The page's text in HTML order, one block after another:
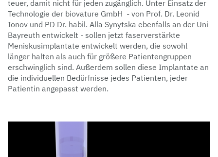
teuer, damit nicht für jeden zugänglich. Unter Einsatz der
Technologie der biovature GmbH - von Prof. Dr. Leonid
Ionov und PD Dr. habil. Alla Synytska ebenfalls an der Uni
Bayreuth entwickelt - sollen jetzt faserverstärkte
Meniskusimplantate entwickelt werden, die sowohl
länger halten als auch für größere Patientengruppen
erschwinglich sind. Außerdem sollen diese Implantate an
die individuellen Bedürfnisse jedes Patienten, jeder
Patientin angepasst werden.